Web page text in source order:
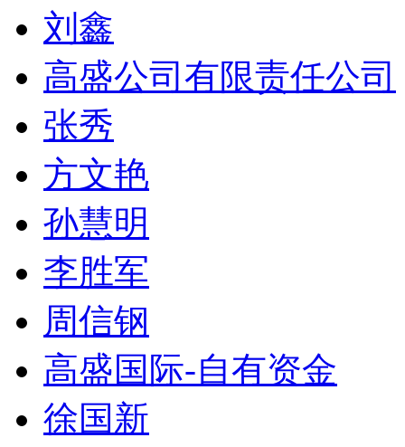
刘鑫
高盛公司有限责任公司
张秀
方文艳
孙慧明
李胜军
周信钢
高盛国际-自有资金
徐国新